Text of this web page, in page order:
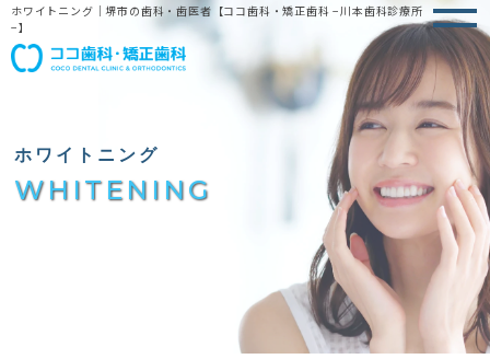
ホワイトニング｜堺市の歯科・歯医者【ココ歯科・矯正歯科 −川本歯科診療所
−】
ホワイトニング
WHITENING